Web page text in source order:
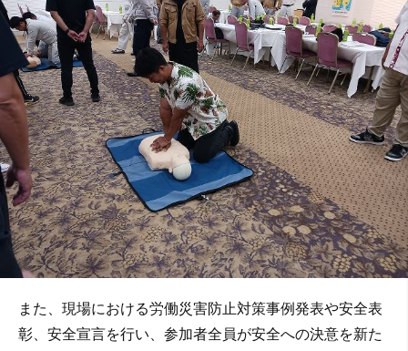
また、現場における労働災害防止対策事例発表や安全表
彰、安全宣言を行い、参加者全員が安全への決意を新た